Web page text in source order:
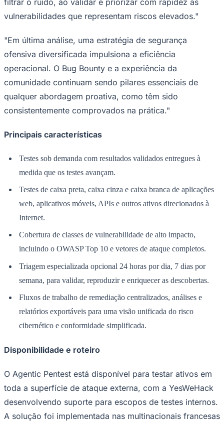
Palmeiras
vulnerabilidades que representam riscos elevados."
"Em última análise, uma estratégia de segurança
ofensiva diversificada impulsiona a eficiência
operacional. O Bug Bounty e a experiência da
comunidade continuam sendo pilares essenciais de
qualquer abordagem proativa, como têm sido
consistentemente comprovados na prática."
Principais características
Testes sob demanda com resultados validados entregues à
medida que os testes avançam.
Testes de caixa preta, caixa cinza e caixa branca de aplicações
web, aplicativos móveis, APIs e outros ativos direcionados à
Internet.
Cobertura de classes de vulnerabilidade de alto impacto,
incluindo o OWASP Top 10 e vetores de ataque completos.
Triagem especializada opcional 24 horas por dia, 7 dias por
semana, para validar, reproduzir e enriquecer as descobertas.
Fluxos de trabalho de remediação centralizados, análises e
relatórios exportáveis ​​para uma visão unificada do risco
cibernético e conformidade simplificada.
Disponibilidade e roteiro
O Agentic Pentest está disponível para testar ativos em
toda a superfície de ataque externa, com a YesWeHack
desenvolvendo suporte para escopos de testes internos.
A solução foi implementada nas multinacionais francesas